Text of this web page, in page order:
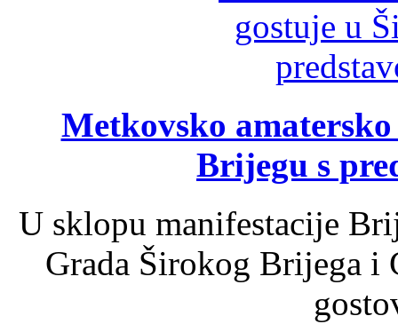
Metkovsko
Brijegu s
U sklopu manifestacije
Grada Širokog Brijega